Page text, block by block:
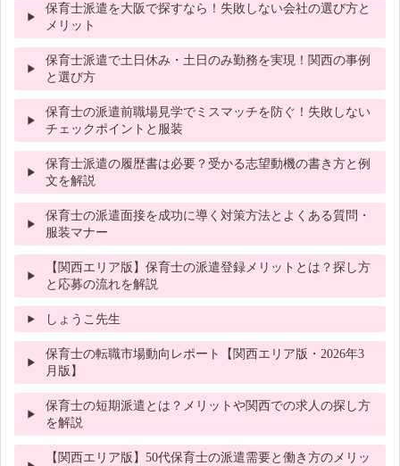
保育士派遣を大阪で探すなら！失敗しない会社の選び方と
メリット
保育士派遣で土日休み・土日のみ勤務を実現！関西の事例
と選び方
保育士の派遣前職場見学でミスマッチを防ぐ！失敗しない
チェックポイントと服装
保育士派遣の履歴書は必要？受かる志望動機の書き方と例
文を解説
保育士の派遣面接を成功に導く対策方法とよくある質問・
服装マナー
【関西エリア版】保育士の派遣登録メリットとは？探し方
と応募の流れを解説
しょうこ先生
保育士の転職市場動向レポート【関西エリア版・2026年3
月版】
保育士の短期派遣とは？メリットや関西での求人の探し方
を解説
【関西エリア版】50代保育士の派遣需要と働き方のメリッ